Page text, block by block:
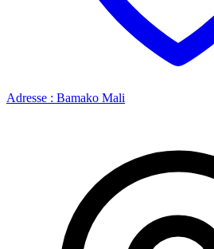
Adresse : Bamako Mali